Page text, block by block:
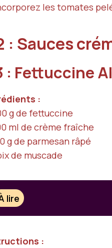
les tomates
: Sauces
: Fettuccine
:
g de fettuccine
ml de crème fraîche
g de parmesan râpé
de muscade
lire
: